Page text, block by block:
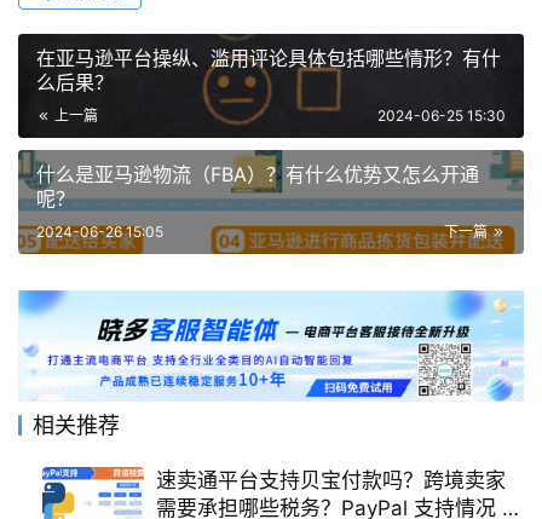
在亚马逊平台操纵、滥用评论具体包括哪些情形？有什
么后果？
上一篇 2024-06-25 15:30
什么是亚马逊物流（FBA）？有什么优势又怎么开通
呢？
下一篇
2024-06-26 15:05
相关推荐
速卖通平台支持贝宝付款吗？跨境卖家
需要承担哪些税务？PayPal 支持情况 +